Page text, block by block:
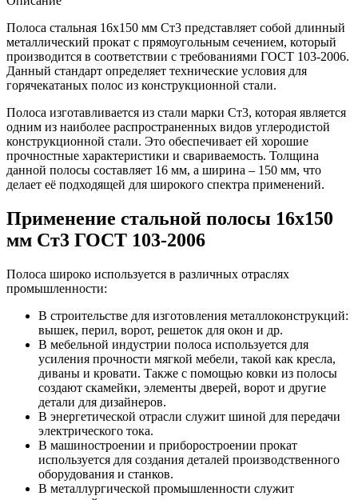
Полоса стальная 16х150 мм Ст3 представляет собой длинный
металлический прокат с прямоугольным сечением, который
производится в соответствии с требованиями ГОСТ 103-2006.
Данный стандарт определяет технические условия для
горячекатаных полос из конструкционной стали.
Полоса изготавливается из стали марки Ст3, которая является
одним из наиболее распространенных видов углеродистой
конструкционной стали. Это обеспечивает ей хорошие
прочностные характеристики и свариваемость. Толщина
данной полосы составляет 16 мм, а ширина – 150 мм, что
делает её подходящей для широкого спектра применений.
Применение стальной полосы 16х150
мм Ст3 ГОСТ 103-2006
Полоса широко используется в различных отраслях
промышленности:
В строительстве для изготовления металлоконструкций:
вышек, перил, ворот, решеток для окон и др.
В мебельной индустрии полоса используется для
усиления прочности мягкой мебели, такой как кресла,
диваны и кровати. Также с помощью ковки из полосы
создают скамейки, элементы дверей, ворот и другие
детали для дизайнеров.
В энергетической отрасли служит шиной для передачи
электрического тока.
В машиностроении и приборостроении прокат
используется для создания деталей производственного
оборудования и станков.
В металлургической промышленности служит